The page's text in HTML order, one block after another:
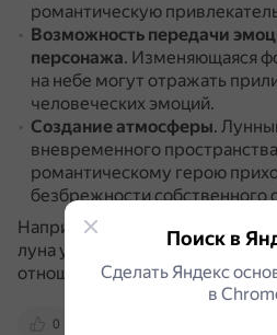
романтическую
Возможность передачи
персонажа. Изменяющаяся
на небе могут отражать
человеческих эмоций.
Создание атмосферы.
вневременного
романтическому герою
безбрежности собственного
Например, в пьесе Шекспира
луна упоминается несколько
отношений молодых
0
Поиск в
Сделать Яндекс
в